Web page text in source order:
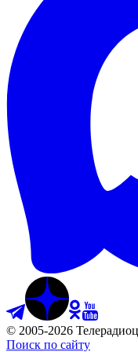
© 2005-2026
Поиск по сайту